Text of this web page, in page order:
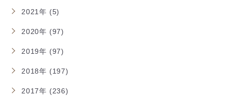
2021年 (5)
2020年 (97)
2019年 (97)
2018年 (197)
2017年 (236)